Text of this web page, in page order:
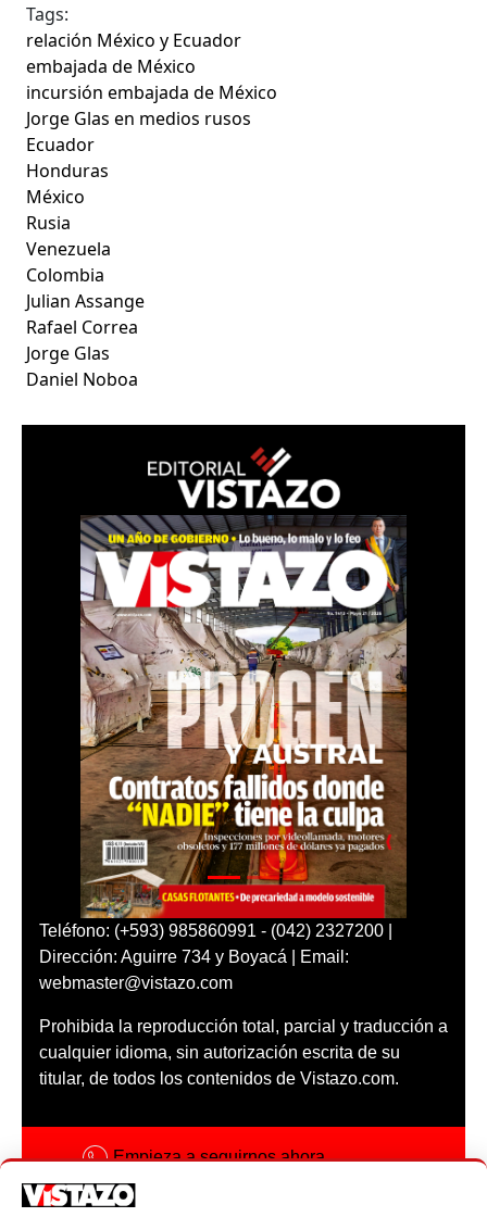
Tags:
relación México y Ecuador
embajada de México
incursión embajada de México
Jorge Glas en medios rusos
Ecuador
Honduras
México
Rusia
Venezuela
Colombia
Julian Assange
Rafael Correa
Jorge Glas
Daniel Noboa
Teléfono: (+593) 985860991 - (042) 2327200 |
Dirección: Aguirre 734 y Boyacá | Email:
webmaster@vistazo.com
Prohibida la reproducción total, parcial y traducción a
cualquier idioma, sin autorización escrita de su
titular, de todos los contenidos de Vistazo.com.
Empieza a seguirnos ahora